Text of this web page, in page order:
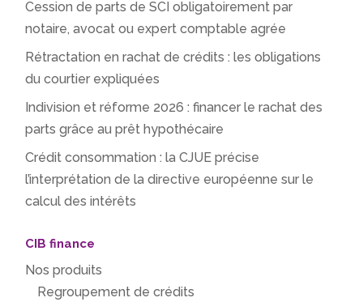
Cession de parts de SCI obligatoirement par
notaire, avocat ou expert comptable agrée
Rétractation en rachat de crédits : les obligations
du courtier expliquées
Indivision et réforme 2026 : financer le rachat des
parts grâce au prêt hypothécaire
Crédit consommation : la CJUE précise
l’interprétation de la directive européenne sur le
calcul des intérêts
CIB finance
Nos produits
Regroupement de crédits